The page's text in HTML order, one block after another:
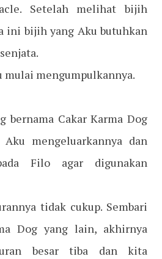
Setelah melihat bijih
ini bijih yang Aku butuhkan
mulai mengumpulkannya.
bernama Cakar Karma Dog
mengeluarkannya dan
Filo agar digunakan
tidak cukup. Sembari
Dog yang lain, akhirnya
besar tiba dan kita